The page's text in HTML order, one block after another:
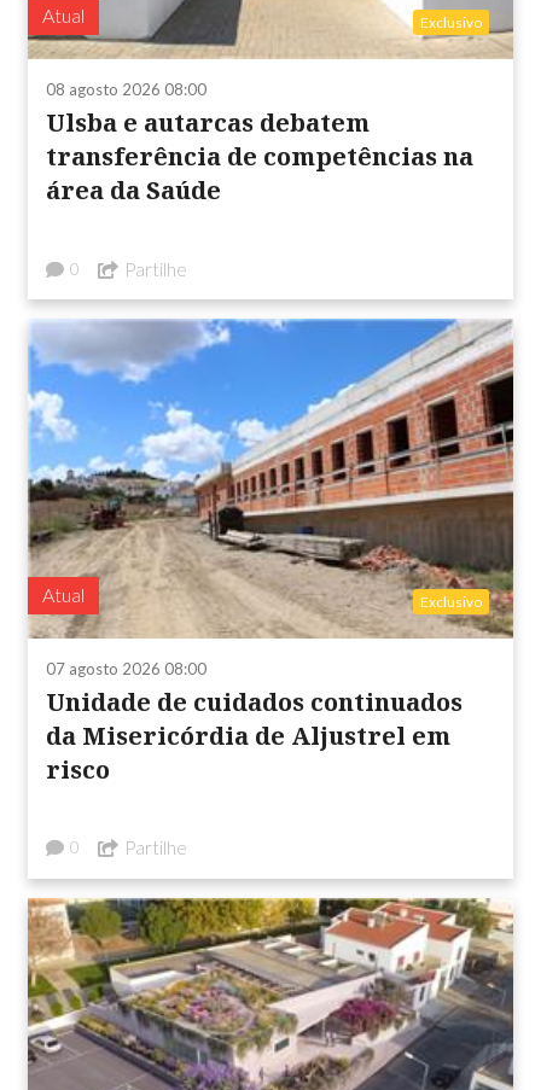
Atual Exclusivo
08 agosto 2026 08:00
Ulsba e autarcas debatem
transferência de competências na
área da Saúde
0 Partilhe
Atual Exclusivo
07 agosto 2026 08:00
Unidade de cuidados continuados
da Misericórdia de Aljustrel em
risco
0 Partilhe